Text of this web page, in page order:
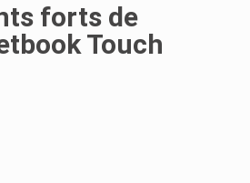
forts de
Touch